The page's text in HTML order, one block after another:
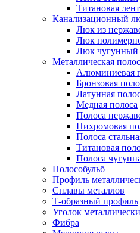
Титановая
Канализационный
Люк из
Люк
Люк чугунный
Металлическая
Алюминиевая
Бронзовая
Латунная
Медная полоса
Полоса
Нихромовая
Полоса
Титановая
Полоса
Полособульб
Профиль
Сплавы металлов
Т-образный профиль
Уголок
Фибра